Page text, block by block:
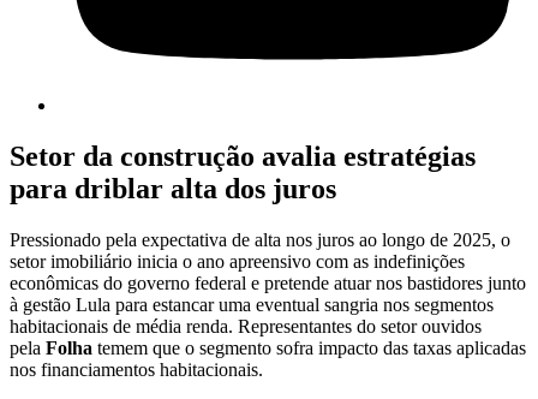
Setor da construção avalia estratégias
para driblar alta dos juros
Pressionado pela expectativa de alta nos juros ao longo de 2025, o
setor imobiliário inicia o ano apreensivo com as indefinições
econômicas do governo federal e pretende atuar nos bastidores junto
à gestão Lula para estancar uma eventual sangria nos segmentos
habitacionais de média renda. Representantes do setor ouvidos
pela Folha temem que o segmento sofra impacto das taxas aplicadas
nos financiamentos habitacionais.